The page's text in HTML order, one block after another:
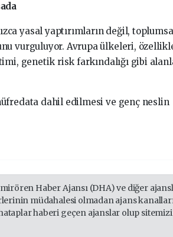
yasal yaptırımların değil,
vurguluyor. Avrupa ülkeleri,
genetik risk farkındalığı gibi
dahil edilmesi ve genç neslin
Haber Ajansı (DHA) ve diğer
müdahalesi olmadan ajans
haberi geçen ajanslar olup